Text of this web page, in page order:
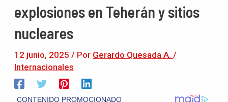
explosiones en Teherán y sitios
nucleares
12 junio, 2025 / Por Gerardo Quesada A. /
Internacionales